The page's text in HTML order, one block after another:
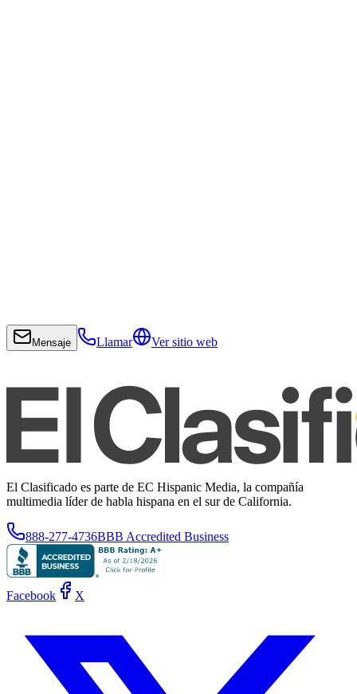
Mensaje Llamar Ver sitio web
El Clasificado es parte de EC Hispanic Media, la compañía
multimedia líder de habla hispana en el sur de California.
888-277-4736BBB Accredited Business
Facebook X